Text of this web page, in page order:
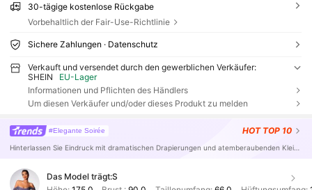
30-tägige kostenlose Rückgabe
Vorbehaltlich der Fair-Use-Richtlinie
Sichere Zahlungen · Datenschutz
Verkauft und versendet durch den gewerblichen Verkäufer:
SHEIN
EU-Lager
Informationen und Pflichten des Händlers
Um diesen Verkäufer und/oder dieses Produkt zu melden
#Elegante Soirée HOT TOP 10
Das Model trägt:S